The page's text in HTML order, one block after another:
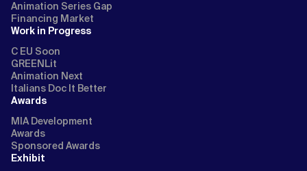
Animation Series Gap
Financing Market
Work in Progress
C EU Soon
GREENLit
Animation Next
Italians Doc It Better
Awards
MIA Development
Awards
Sponsored Awards
Exhibit